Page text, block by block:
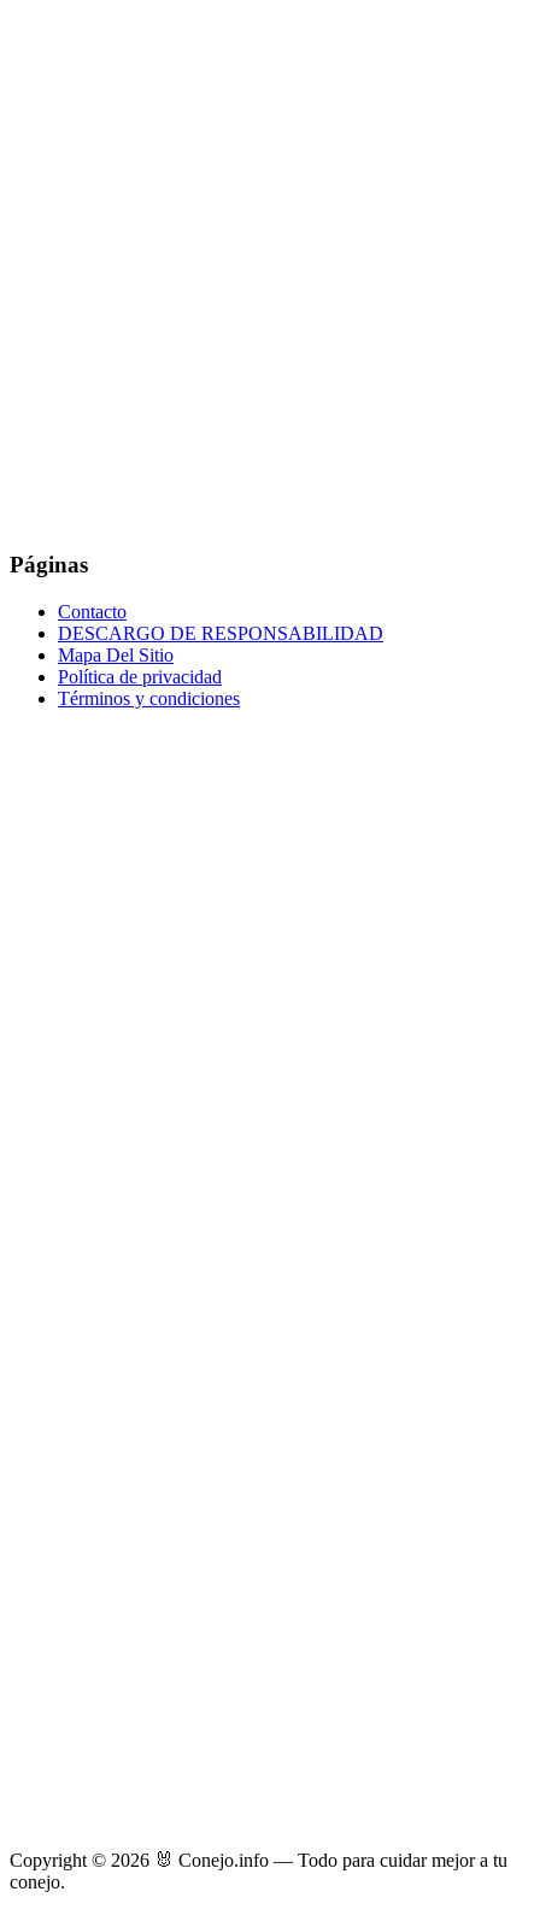
Páginas
Contacto
DESCARGO DE RESPONSABILIDAD
Mapa Del Sitio
Política de privacidad
Términos y condiciones
Copyright © 2026 🐰 Conejo.info — Todo para cuidar mejor a tu
conejo.